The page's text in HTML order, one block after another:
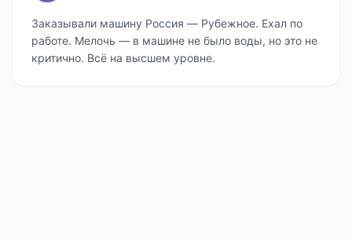
Заказывали машину Россия — Рубежное. Ехал по
работе. Мелочь — в машине не было воды, но это не
критично. Всё на высшем уровне.